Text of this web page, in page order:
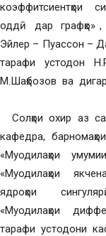
коэффитсиентҳои
оддӣ дар графҳо» ,
Эйлер – Пуассон –
тарафи устодон
М.Шаҳбозов ва
Солҳои охир аз
кафедра,
«Муодилаҳои
«Муодилаҳои
ядроҳои
«Муодилаҳои
тарафи устодони